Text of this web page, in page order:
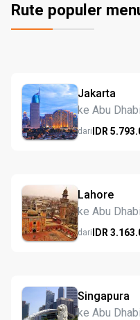
Rute populer
Jakarta
ke Abu Dhabi
dariIDR 5.793.
Lahore
ke Abu Dhabi
dariIDR 3.163.
Singapura
ke Abu Dhabi